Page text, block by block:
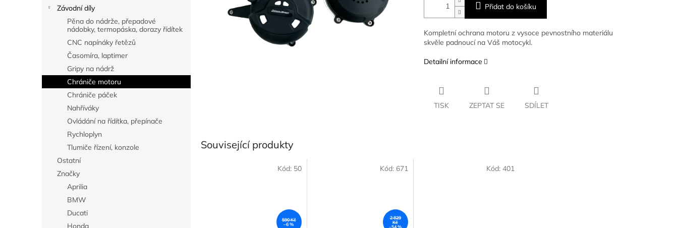
Závodní díly
Pěna do nádrže, přepadové
nádobky, termopáska, dorazy řídítek
CNC napínáky řetězů
Časomíra, laptimer
Gripy na nádrž
Chrániče motoru
Chrániče páček
Nahříváky
Ovládání na řídítka, přepínače
Rychloplyn
Tlumiče řízení, konzole
Ostatní
Značky
Aprilia
BMW
Ducati
Honda
Přidat do košíku
Kompletní ochrana motoru z vysoce pevnostního materiálu
skvěle padnoucí na Váš motocykl.
Detailní informace
TISK ZEPTAT SE SDÍLET
Související produkty
590 Kč
–6 %
Kód: 50
2 829
Kč
–54 %
Kód: 671 Kód:401